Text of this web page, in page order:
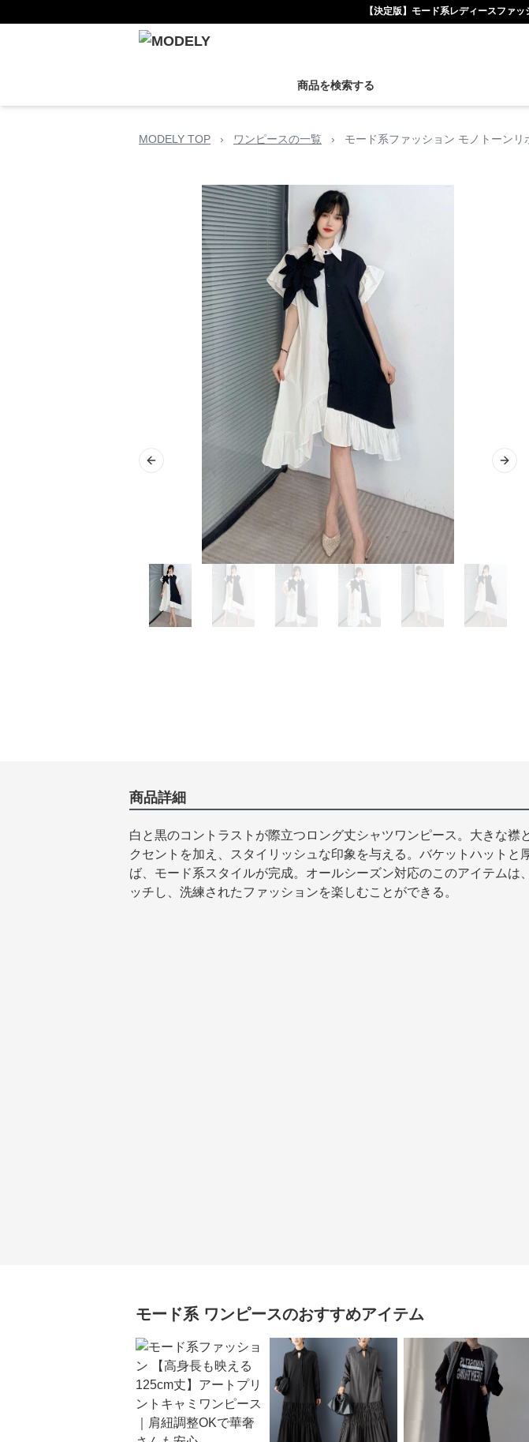
【決定版】モード系レディースファ
商品を検索する
MODELY TOP › ワンピースの一覧 › モード系ファッション モノトーン
Previous slide Next
商品詳細
白と黒のコントラストが際立つロング丈シャツワンピース。大きな襟
クセントを加え、スタイリッシュな印象を与える。バケットハットと
ば、モード系スタイルが完成。オールシーズン対応のこのアイテムは
ッチし、洗練されたファッションを楽しむことができる。
モード系 ワンピースのおすすめアイテム